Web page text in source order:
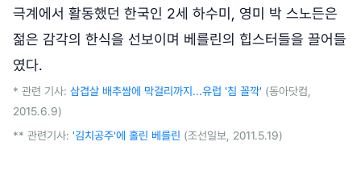
극계에서 활동했던 한국인 2세 하수미, 영미 박 스노든은
젊은 감각의 한식을 선보이며 베를린의 힙스터들을 끌어들
였다.
* 관련 기사: 삼겹살 배추쌈에 막걸리까지...유럽 '침 꼴깍' (동아닷컴,
2015.6.9)
** 관련기사: '김치공주'에 홀린 베를린 (조선일보, 2011.5.19)